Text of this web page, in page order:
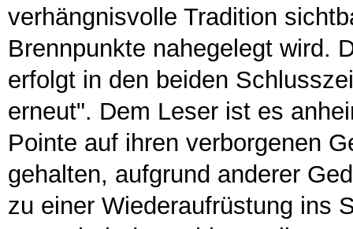
verhängnisvolle Tradition
Brennpunkte nahegelegt wird.
erfolgt in den beiden
erneut". Dem Leser ist es
Pointe auf ihren verborgenen
gehalten, aufgrund anderer
zu einer Wiederaufrüstung ins